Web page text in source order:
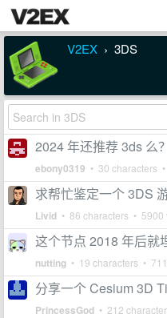
V2EX › 3DS
2024 年还推荐 3ds 么？
ebony0319 • 30 characters
求帮忙鉴定一个 3DS
Livid • 86 characters • 5900
这个节点 2018 年后就
nutting • 19 characters •
分享一个 Cesium 3D
PrincessGod • 212